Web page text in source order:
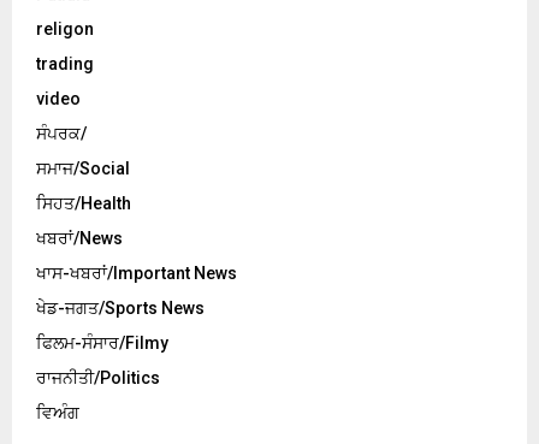
religon
trading
video
ਸੰਪਰਕ/
ਸਮਾਜ/Social
ਸਿਹਤ/Health
ਖਬਰਾਂ/News
ਖਾਸ-ਖਬਰਾਂ/Important News
ਖੇਡ-ਜਗਤ/Sports News
ਫਿਲਮ-ਸੰਸਾਰ/Filmy
ਰਾਜਨੀਤੀ/Politics
ਵਿਅੰਗ